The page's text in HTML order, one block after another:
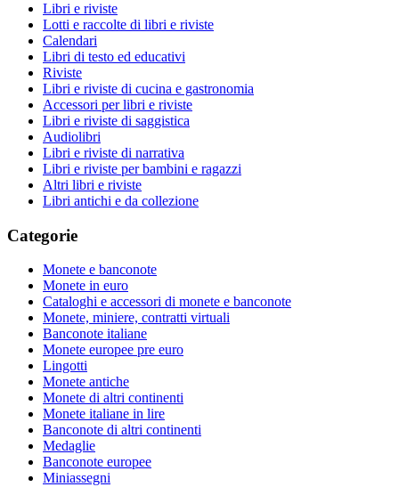
Libri e riviste
Lotti e raccolte di libri e riviste
Calendari
Libri di testo ed educativi
Riviste
Libri e riviste di cucina e gastronomia
Accessori per libri e riviste
Libri e riviste di saggistica
Audiolibri
Libri e riviste di narrativa
Libri e riviste per bambini e ragazzi
Altri libri e riviste
Libri antichi e da collezione
Categorie
Monete e banconote
Monete in euro
Cataloghi e accessori di monete e banconote
Monete, miniere, contratti virtuali
Banconote italiane
Monete europee pre euro
Lingotti
Monete antiche
Monete di altri continenti
Monete italiane in lire
Banconote di altri continenti
Medaglie
Banconote europee
Miniassegni